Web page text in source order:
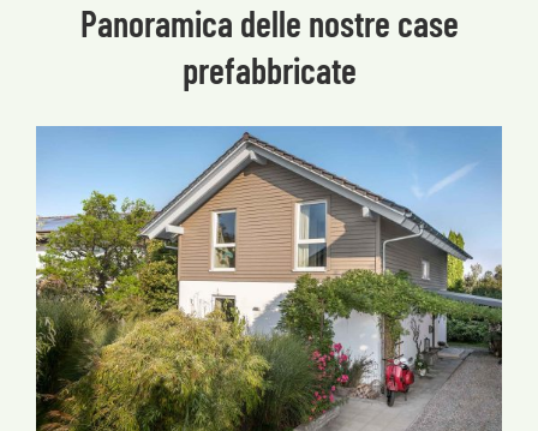
Panoramica delle nostre case
prefabbricate